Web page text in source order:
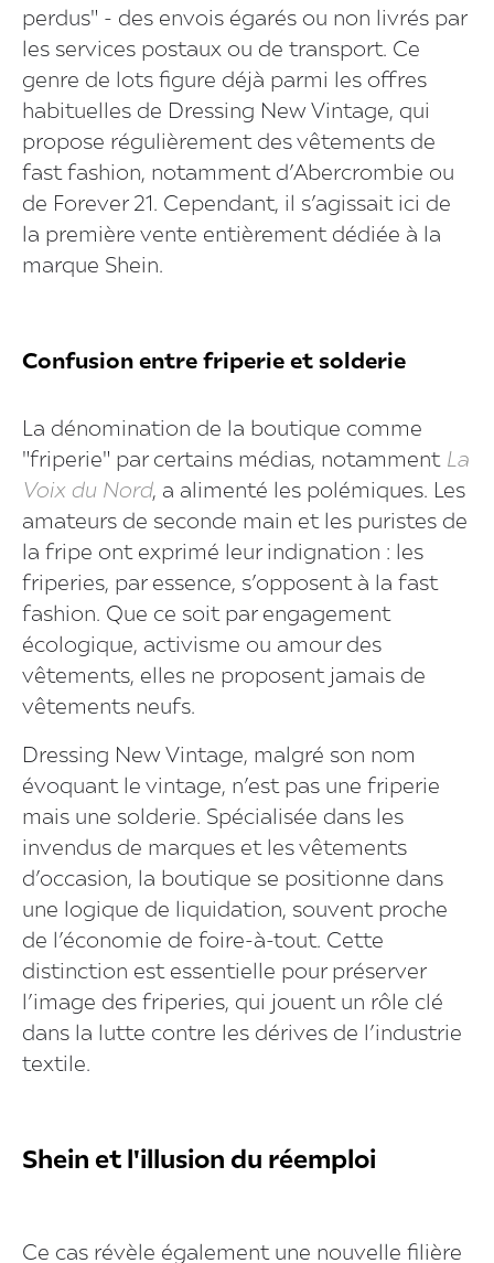
perdus" - des envois égarés ou non livrés par
les services postaux ou de transport. Ce
genre de lots figure déjà parmi les offres
habituelles de Dressing New Vintage, qui
propose régulièrement des vêtements de
fast fashion, notamment d’Abercrombie ou
de Forever 21. Cependant, il s’agissait ici de
la première vente entièrement dédiée à la
marque Shein.
Confusion entre friperie et solderie
La dénomination de la boutique comme
"friperie" par certains médias, notamment La
Voix du Nord, a alimenté les polémiques. Les
amateurs de seconde main et les puristes de
la fripe ont exprimé leur indignation : les
friperies, par essence, s’opposent à la fast
fashion. Que ce soit par engagement
écologique, activisme ou amour des
vêtements, elles ne proposent jamais de
vêtements neufs.
Dressing New Vintage, malgré son nom
évoquant le vintage, n’est pas une friperie
mais une solderie. Spécialisée dans les
invendus de marques et les vêtements
d’occasion, la boutique se positionne dans
une logique de liquidation, souvent proche
de l’économie de foire-à-tout. Cette
distinction est essentielle pour préserver
l’image des friperies, qui jouent un rôle clé
dans la lutte contre les dérives de l’industrie
textile.
Shein et l'illusion du réemploi
Ce cas révèle également une nouvelle filière